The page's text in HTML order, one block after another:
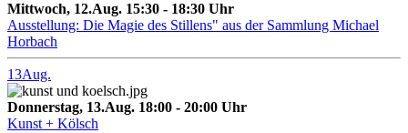
Mittwoch, 12.Aug. 15:30 - 18:30 Uhr
Ausstellung: Die Magie des Stillens" aus der Sammlung Michael
Horbach
13Aug.
Donnerstag, 13.Aug. 18:00 - 20:00 Uhr
Kunst + Kölsch